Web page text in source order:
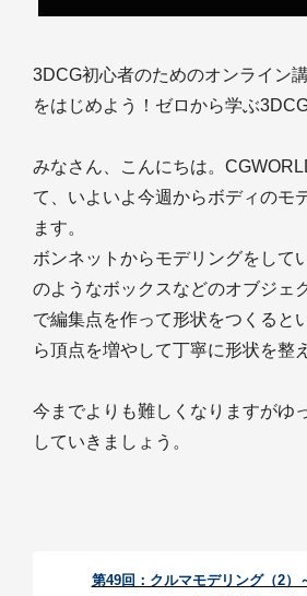
3DCG初心者のためのオンライン
をはじめよう！ゼロから学ぶ3DCG
みなさん、こんにちは。
て、いよいよ今週からボディのモ
ます。
ボンネットからモデリングをして
のようなボックスなどのオブジェ
で編集点を作って形状をつくると
ら頂点を増やして丁寧に形状を整
今までよりも難しくなりますがゆ
していきましょう。
第49回：クルマモデリング（2）